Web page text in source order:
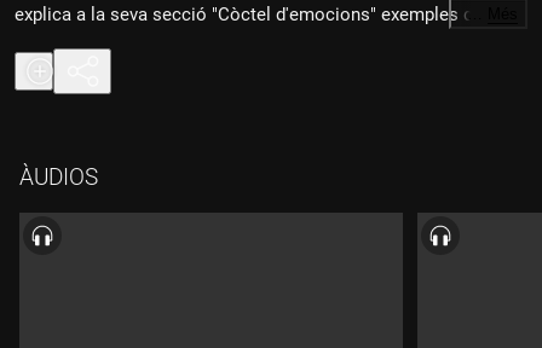
explica a la seva secció "Còctel d'emocions" exemples de gent
enfadada i emocionada.
…
ÀUDIOS